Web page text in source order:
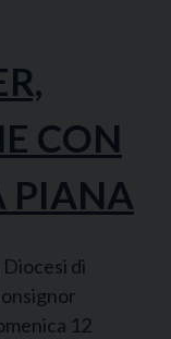
CON
PIANA
di
12